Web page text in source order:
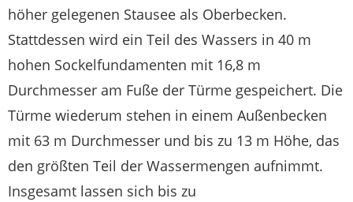
höher gelegenen Stausee als Oberbecken.
Stattdessen wird ein Teil des Wassers in 40 m
hohen Sockelfundamenten mit 16,8 m
Durchmesser am Fuße der Türme gespeichert. Die
Türme wiederum stehen in einem Außenbecken
mit 63 m Durchmesser und bis zu 13 m Höhe, das
den größten Teil der Wassermengen aufnimmt.
Insgesamt lassen sich bis zu